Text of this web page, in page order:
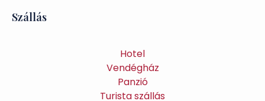
Szállás
Hotel
Vendégház
Panzió
Turista szállás